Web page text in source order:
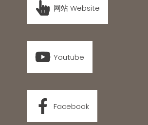
网站 Website
Youtube
Facebook